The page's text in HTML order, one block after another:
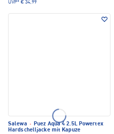
UVP* € 34,99
Salewa · Puez Aqua 4 2.5L Powertex
Hardschelljacke mit Kapuze